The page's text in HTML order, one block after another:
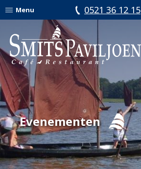
Evenementen
Menu 0521 36 12 15